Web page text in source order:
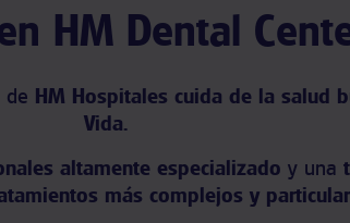
HM Dental
de HM Hospitales cuida de la salud
Vida.
altamente especializado y una
más complejos y